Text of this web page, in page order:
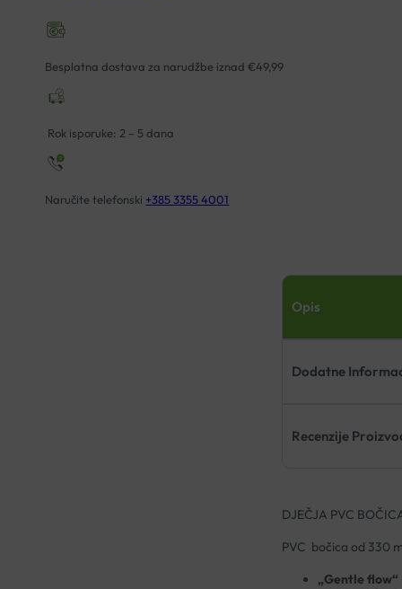
LOLA
330ML
Besplatna dostava za narudžbe iznad €49,99
Rok isporuke: 2 – 5 dana
Naručite telefonski +385 3355 4001
Opis
Dodatne
Recenzije
DJEČJA PVC
PVC bočica od 330
„Gentle